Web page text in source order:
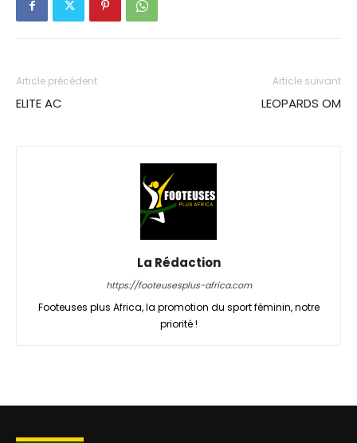
Article précédent
ELITE AC
Article suivant
LEOPARDS OM
La Rédaction
https://footeusesplus-africa.com
Footeuses plus Africa, la promotion du sport féminin, notre
priorité !